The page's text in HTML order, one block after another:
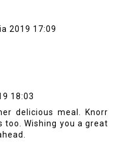
2019 17:09
18:03
delicious meal. Knorr
too. Wishing you a great